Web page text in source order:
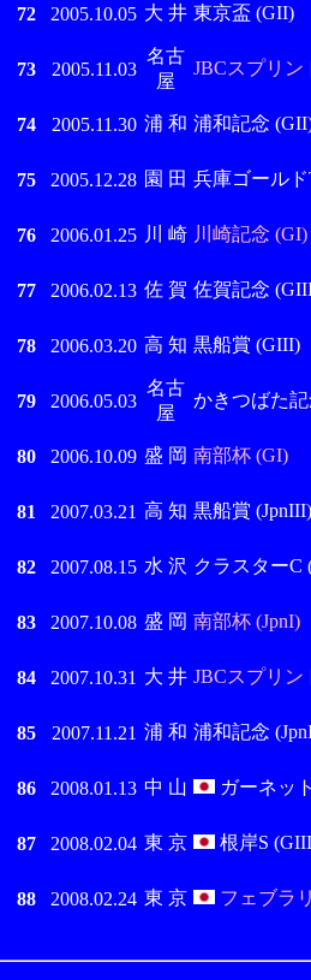
72 2005.10.05 大 井 東京盃 (GII)
73 2005.11.03
名古
屋
JBCスプリン
74 2005.11.30 浦 和 浦和記念
75 2005.12.28 園 田 兵庫ゴール
76 2006.01.25 川 崎 川崎記念 (GI)
77 2006.02.13 佐 賀 佐賀記念
78 2006.03.20 高 知 黒船賞 (GIII)
79 2006.05.03
名古
屋
かきつばた
80 2006.10.09 盛 岡 南部杯 (GI)
81 2007.03.21 高 知 黒船賞 (JpnIII)
82 2007.08.15 水 沢 クラスターC
83 2007.10.08 盛 岡 南部杯 (JpnI)
84 2007.10.31 大 井 JBCスプリン
85 2007.11.21 浦 和 浦和記念
86 2008.01.13 中 山 ガーネッ
87 2008.02.04 東 京 根岸S
88 2008.02.24 東 京 フェブラ